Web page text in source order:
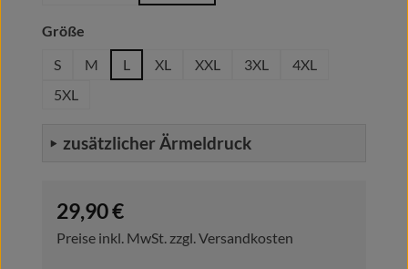
Größe
S
M L XL XXL 3XL
4XL
5XL
zusätzlicher Ärmeldruck
Regulärer Preis:
29,90 €
Preise inkl. MwSt. zzgl. Versandkosten